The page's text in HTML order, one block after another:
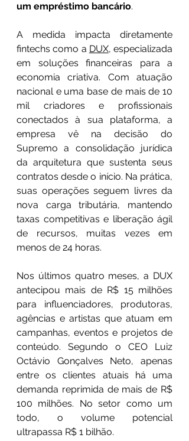
um empréstimo bancário.
A medida impacta diretamente
fintechs como a DUX, especializada
em soluções financeiras para a
economia criativa. Com atuação
nacional e uma base de mais de 10
mil criadores e profissionais
conectados à sua plataforma, a
empresa vê na decisão do
Supremo a consolidação jurídica
da arquitetura que sustenta seus
contratos desde o início. Na prática,
suas operações seguem livres da
nova carga tributária, mantendo
taxas competitivas e liberação ágil
de recursos, muitas vezes em
menos de 24 horas.
Nos últimos quatro meses, a DUX
antecipou mais de R$ 15 milhões
para influenciadores, produtoras,
agências e artistas que atuam em
campanhas, eventos e projetos de
conteúdo. Segundo o CEO Luiz
Octávio Gonçalves Neto, apenas
entre os clientes atuais há uma
demanda reprimida de mais de R$
100 milhões. No setor como um
todo, o volume potencial
ultrapassa R$ 1 bilhão.